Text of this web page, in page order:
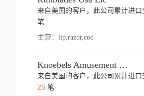
来自美国的客户，此公司累计进口
笔
主营： lip,razor,cod
Knoebels Amusement Resort
来自美国的客户，此公司累计进口
25笔